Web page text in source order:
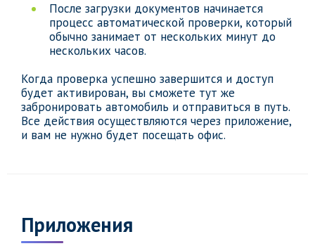
После загрузки документов начинается
процесс автоматической проверки, который
обычно занимает от нескольких минут до
нескольких часов.
Когда проверка успешно завершится и доступ
будет активирован, вы сможете тут же
забронировать автомобиль и отправиться в путь.
Все действия осуществляются через приложение,
и вам не нужно будет посещать офис.
Приложения